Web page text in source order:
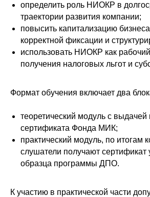
определить роль НИОКР в
траектории развития компании;
повысить капитализацию бизнеса
корректной фиксации и
использовать НИОКР как
получения налоговых льгот и
Формат обучения включает два
теоретический модуль с
сертификата Фонда МИК;
практический модуль, по итогам
слушатели получают сертификат
образца программы ДПО.
К участию в практической части